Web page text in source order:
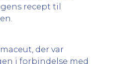
recept til
der var
i forbindelse med